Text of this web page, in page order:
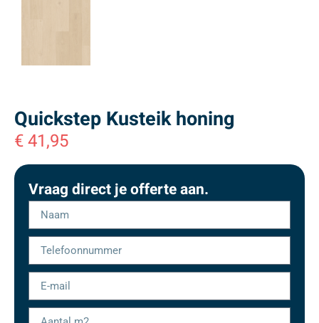
Quickstep Kusteik honing
€41,95
Vraag direct je offerte aan.